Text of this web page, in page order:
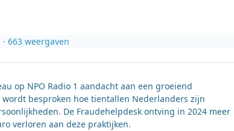
· 663 weergaven
op NPO Radio 1 aandacht aan een groeiend
besproken hoe tientallen Nederlanders zijn
De Fraudehelpdesk ontving in 2024 meer
verloren aan deze praktijken.